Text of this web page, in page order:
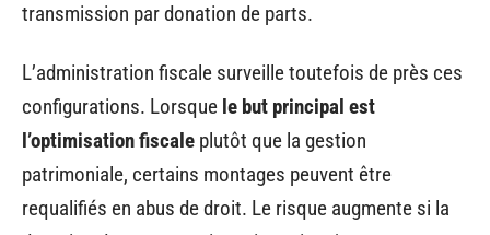
transmission par donation de parts.
L’administration fiscale surveille toutefois de près ces
configurations. Lorsque le but principal est
l’optimisation fiscale plutôt que la gestion
patrimoniale, certains montages peuvent être
requalifiés en abus de droit. Le risque augmente si la